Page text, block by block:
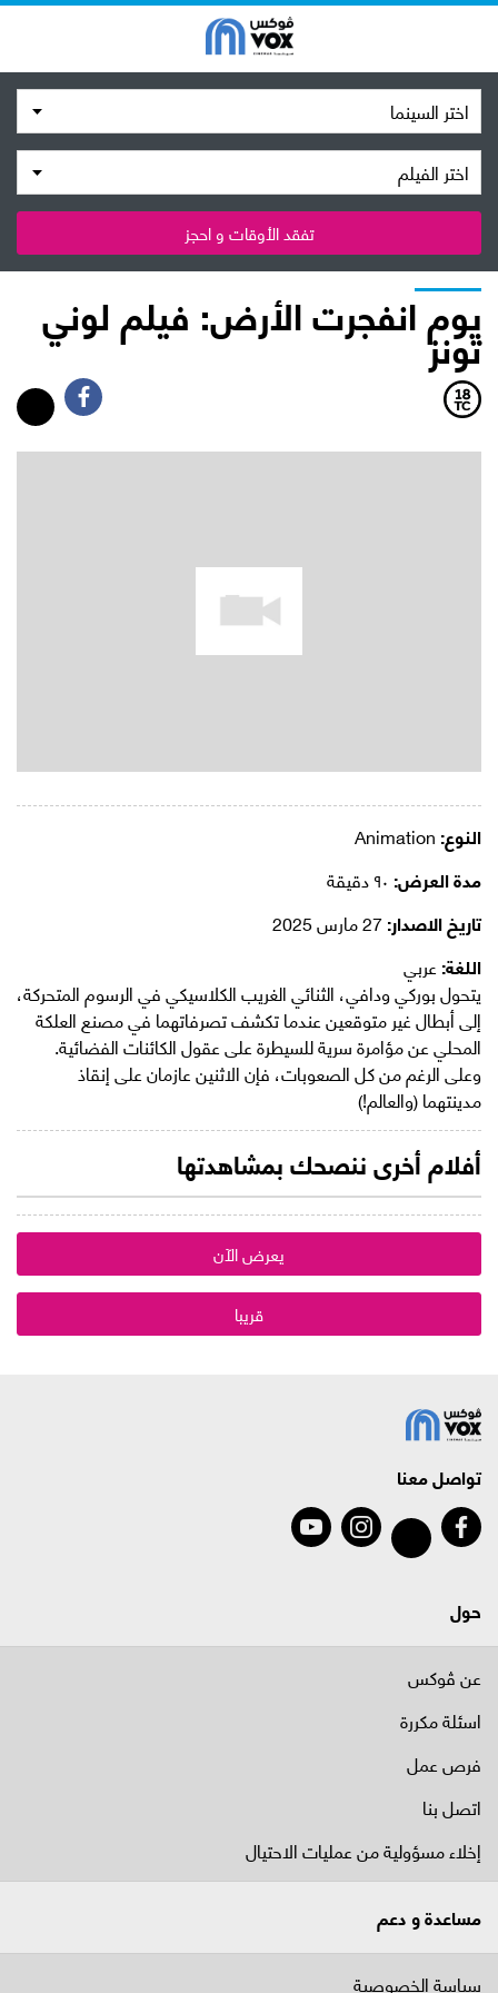
اختر السينما
اختر الفيلم
تفقد الأوقات و احجز
يوم انفجرت الأرض: فيلم لوني
تونز
النوع:
مدة العرض:
تاريخ الاصدار:
اللغة:عربي
يتحول بوركي ودافي، الثنائي الغريب الكلاسيكي في الرسوم المتحركة،
إلى أبطال غير متوقعين عندما تكشف تصرفاتهما في مصنع العلكة
المحلي عن مؤامرة سرية للسيطرة على عقول الكائنات الفضائية.
وعلى الرغم من كل الصعوبات، فإن الاثنين عازمان على إنقاذ
مدينتهما (والعالم!)
أفلام أخرى ننصحك بمشاهدتها
يعرض الآن
قريبا
تواصل معنا
حول
عن ڤوكس
اسئلة مكررة
فرص عمل
اتصل بنا
إخلاء مسؤولية من عمليات الاحتيال
مساعدة و دعم
سياسة الخصوصية